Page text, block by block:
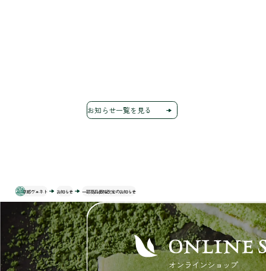
お知らせ一覧を見る
京都ヴェネト お知らせ 一部商品価格改定のお知らせ
ONLINE
オンラインショップ